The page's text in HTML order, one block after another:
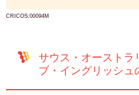
CRICOS:00094M
サウス・オーストラ
ブ・イングリッシュ